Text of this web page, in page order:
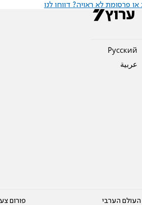
פרסומת לא ראויה? דווחו לנו
Pусский
عربية
העולם הערבי
פורום